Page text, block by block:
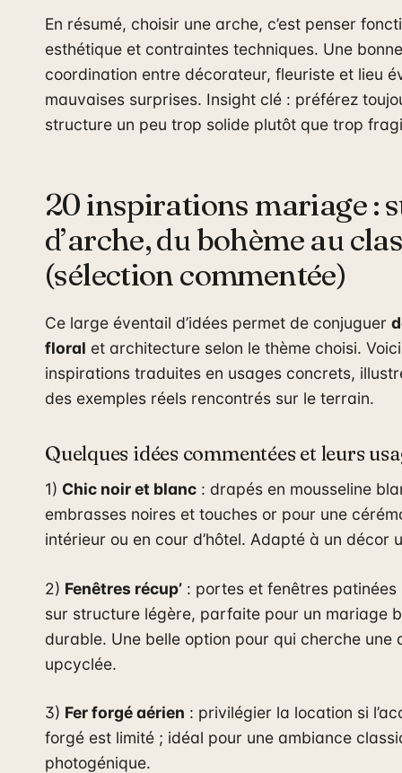
En résumé, choisir une arche, c’est penser
esthétique et contraintes techniques. Une bonne
coordination entre décorateur, fleuriste et lieu
mauvaises surprises. Insight clé : préférez
structure un peu trop solide plutôt que trop
20 inspirations mariage :
d’arche, du bohème au
(sélection commentée)
Ce large éventail d’idées permet de conjuguer
floral et architecture selon le thème choisi.
inspirations traduites en usages concrets,
des exemples réels rencontrés sur le terrain.
Quelques idées commentées et leurs
1) Chic noir et blanc : drapés en mousseline
embrasses noires et touches or pour une
intérieur ou en cour d’hôtel. Adapté à un décor
2) Fenêtres récup’ : portes et fenêtres patinées
sur structure légère, parfaite pour un mariage
durable. Une belle option pour qui cherche une
upcyclée.
3) Fer forgé aérien : privilégier la location si
forgé est limité ; idéal pour une ambiance
photogénique.